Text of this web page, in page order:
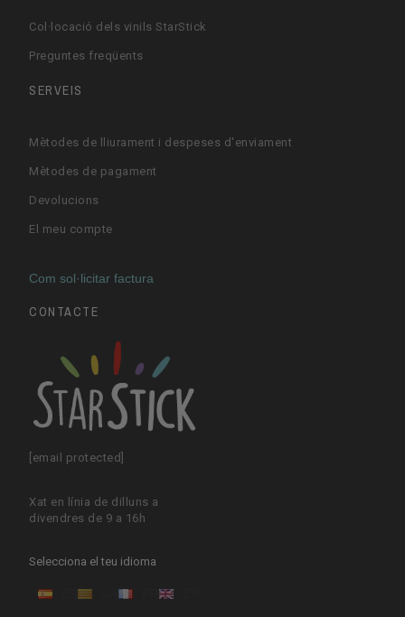
Col·locació dels vinils StarStick
Preguntes freqüents
SERVEIS
Mètodes de lliurament i despeses d'enviament
Mètodes de pagament
Devolucions
El meu compte
Com sol·licitar factura
CONTACTE
[email protected]
Xat en línia de dilluns a
divendres de 9 a 16h
Selecciona el teu idioma
ES CA FR